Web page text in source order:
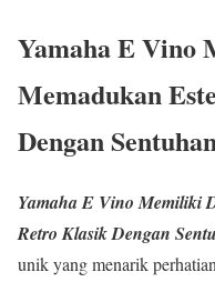
Yamaha E Vino
Memadukan
Dengan
Yamaha E Vino Memiliki
Retro Klasik Dengan
unik yang menarik